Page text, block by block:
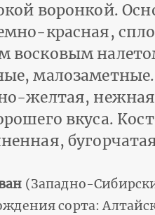
воронкой.
красная,
восковым
желтая,
вкуса.
(Западно-
сорта: